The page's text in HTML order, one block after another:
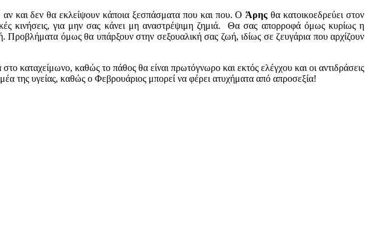
αν και δεν θα εκλείψουν κάποια ξεσπάσματα που και που. ΟΆρης θα κατοικοεδρεύει στον
κινήσεις, για μην σας κάνει μη αναστρέψιμη ζημιά. Θα σας απορροφά όμως κυρίως η
Προβλήματα όμως θα υπάρξουν στην σεξουαλική σας ζωή, ιδίως σε ζευγάρια που αρχίζουν
καταχείμωνο, καθώς το πάθος θα είναι πρωτόγνωρο και εκτός ελέγχου και οι αντιδράσεις
της υγείας, καθώς ο Φεβρουάριος μπορεί να φέρει ατυχήματα από απροσεξία!